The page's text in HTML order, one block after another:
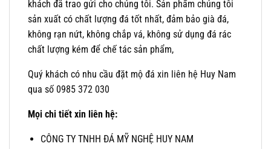
khách đã trao gửi cho chúng tôi. Sản phẩm chúng tôi
sản xuất có chất lượng đá tốt nhất, đảm bảo già đá,
không rạn nứt, không chắp vá, không sử dụng đá rác
chất lượng kém để chế tác sản phẩm,
Quý khách có nhu cầu đặt mộ đá xin liên hệ Huy Nam
qua số 0985 372 030
Mọi chi tiết xin liên hệ:
CÔNG TY TNHH ĐÁ MỸ NGHỆ HUY NAM